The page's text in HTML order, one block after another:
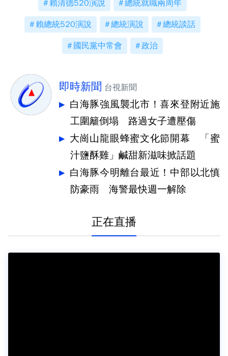
賴清德520演說 總統就職兩周年
賴總統520演說 總統演說 總統談話
國民黨中常會 政治
即時新聞 台視新聞
白海豚強風襲北市！喜來登附近施
工圍籬倒塌 路過女子遭壓傷
大崗山龍眼蜂蜜文化節開幕 「蜜
汁鹽酥雞」鹹甜新滋味掀話題
白海豚今明離台最近！中部以北慎
防豪雨 海警最快週一解除
正在直播